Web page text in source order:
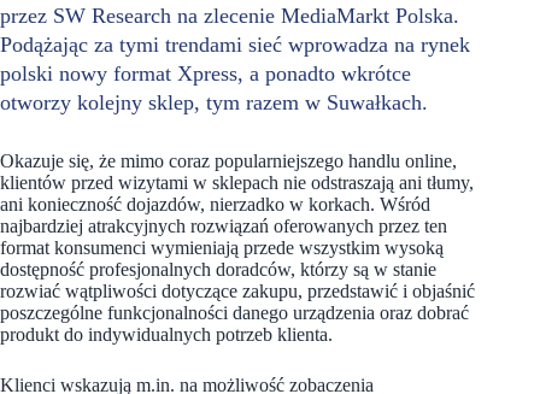
przez SW Research na zlecenie MediaMarkt Polska.
Podążając za tymi trendami sieć wprowadza na rynek
polski nowy format Xpress, a ponadto wkrótce
otworzy kolejny sklep, tym razem w Suwałkach.
Okazuje się, że mimo coraz popularniejszego handlu online,
klientów przed wizytami w sklepach nie odstraszają ani tłumy,
ani konieczność dojazdów, nierzadko w korkach. Wśród
najbardziej atrakcyjnych rozwiązań oferowanych przez ten
format konsumenci wymieniają przede wszystkim wysoką
dostępność profesjonalnych doradców, którzy są w stanie
rozwiać wątpliwości dotyczące zakupu, przedstawić i objaśnić
poszczególne funkcjonalności danego urządzenia oraz dobrać
produkt do indywidualnych potrzeb klienta.
Klienci wskazują m.in. na możliwość zobaczenia